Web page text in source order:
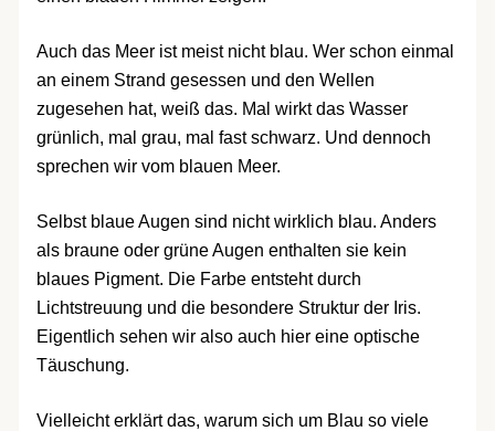
Auch das Meer ist meist nicht blau. Wer schon einmal
an einem Strand gesessen und den Wellen
zugesehen hat, weiß das. Mal wirkt das Wasser
grünlich, mal grau, mal fast schwarz. Und dennoch
sprechen wir vom blauen Meer.
Selbst blaue Augen sind nicht wirklich blau. Anders
als braune oder grüne Augen enthalten sie kein
blaues Pigment. Die Farbe entsteht durch
Lichtstreuung und die besondere Struktur der Iris.
Eigentlich sehen wir also auch hier eine optische
Täuschung.
Vielleicht erklärt das, warum sich um Blau so viele